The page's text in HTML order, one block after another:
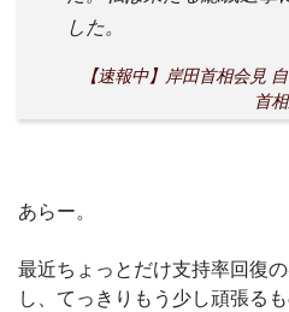
した。
【速報中】岸田首相会見
首
あらー。
最近ちょっとだけ支持率回復
し、てっきりもう少し頑張る